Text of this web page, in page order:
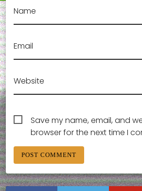
Name
Email
Website
Save my name, email, and
browser for the next time I